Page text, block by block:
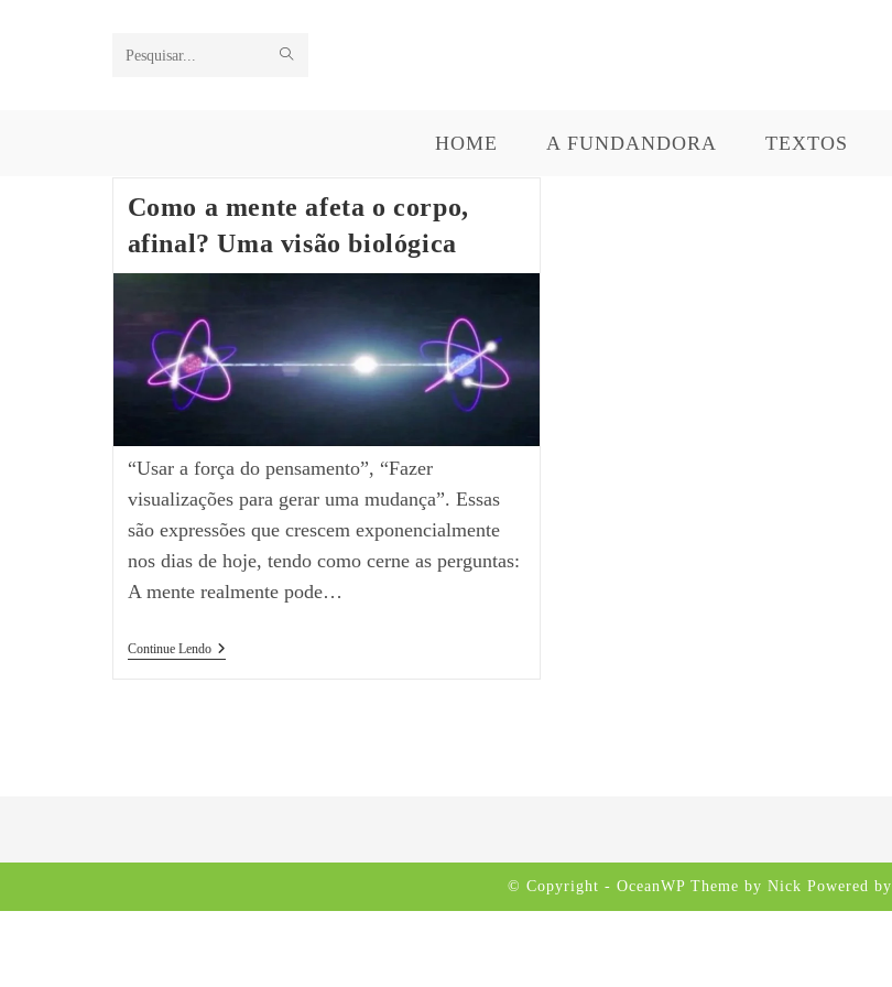
Pesquisar
HOME A FUNDANDORA TEXTOS
Como a mente afeta o corpo,
afinal? Uma visão biológica
“Usar a força do pensamento”, “Fazer
visualizações para gerar uma mudança”. Essas
são expressões que crescem exponencialmente
nos dias de hoje, tendo como cerne as perguntas:
A mente realmente pode…
Continue Lendo
© Copyright - OceanWP Theme by Nick Powered by